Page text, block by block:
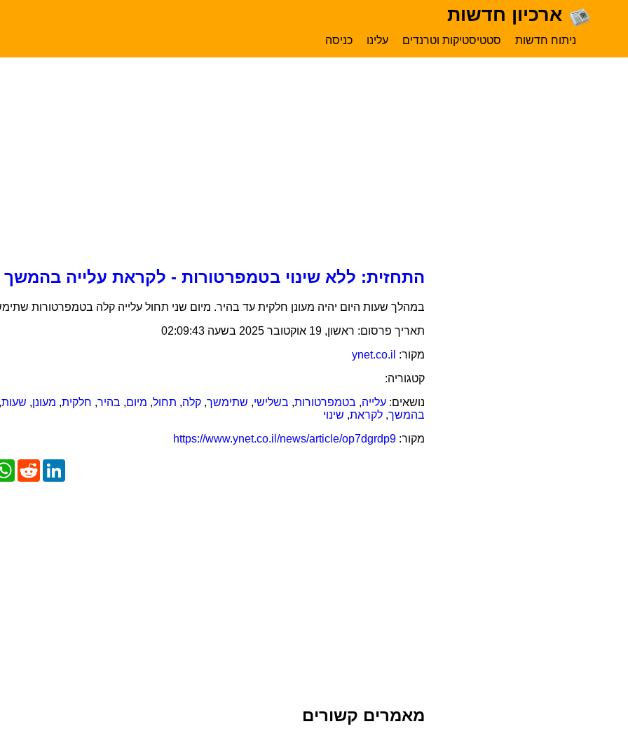
ארכיון חדשות
ניתוח חדשות סטטיסטיקות וטרנדים עלינו כניסה
התחזית: ללא שינוי בטמפרטורות - לקראת עלייה
במהלך שעות היום יהיה מעונן חלקית עד בהיר. מיום שני תחול עלייה קלה בטמפרטורות
תאריך פרסום: ראשון, 19 אוקטובר 2025 בשעה 02:09:43
מקור: ynet.co.il
קטגוריה:
נושאים:עלייה, בטמפרטורות, בשלישי, שתימשך,קלה, תחול, מיום, בהיר, חלקית, מעונן, שעות,
בהמשך,לקראת, שינוי
מקור:https://www.ynet.co.il/news/article/op7dgrdp9
RedditLinkedIn
מאמרים קשורים